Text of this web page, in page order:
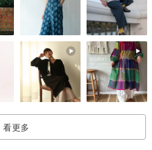
看更多